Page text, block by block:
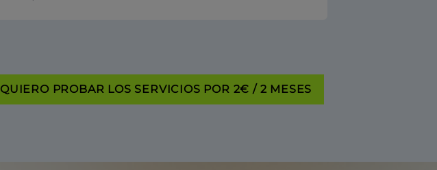
QUIERO PROBAR LOS SERVICIOS POR 2€ / 2 MESES